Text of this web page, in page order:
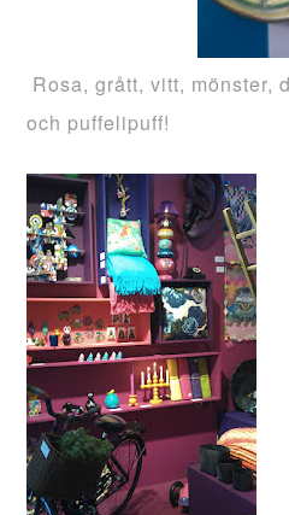
Rosa, grått, vitt, mönster,
och puffelipuff!